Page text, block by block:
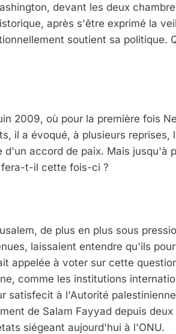
devant les deux
après s'être exprimé la
soutient sa politique.
2009, où pour la première fois
il a évoqué, à plusieurs reprises,
accord de paix. Mais jusqu'à
fera-t-il cette fois-ci ?
de plus en plus sous
laissaient entendre qu'ils
appelée à voter sur cette
comme les institutions
satisfecit à l'Autorité
de Salam Fayyad depuis
siégeant aujourd'hui à l'ONU.